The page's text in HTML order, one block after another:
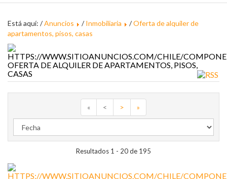
Está aquí: /Anuncios /Inmobiliaria /Oferta de alquiler de
apartamentos, pisos, casas
OFERTA DE ALQUILER DE APARTAMENTOS, PISOS,
CASAS
« < > »
Resultados 1 - 20 de 195